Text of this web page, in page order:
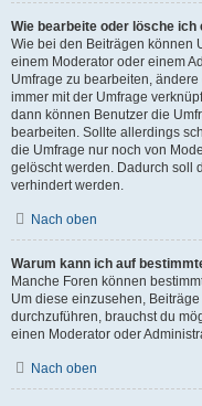
Wie bearbeite oder lösche ich
Wie bei den Beiträgen können
einem Moderator oder einem
Umfrage zu bearbeiten,
immer mit der Umfrage
dann können Benutzer die
bearbeiten. Sollte allerdings
die Umfrage nur noch von
gelöscht werden. Dadurch soll
verhindert werden.
Nach oben
Warum kann ich auf
Manche Foren können
Um diese einzusehen,
durchzuführen, brauchst du
einen Moderator oder
Nach oben